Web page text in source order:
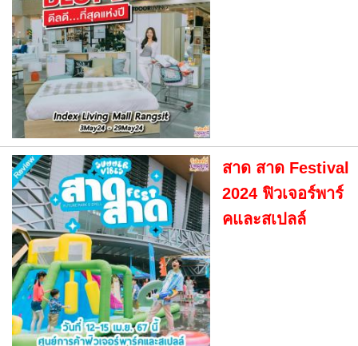
สาด สาด Festival
2024 ฟิวเจอร์พาร์
คและสเปลล์